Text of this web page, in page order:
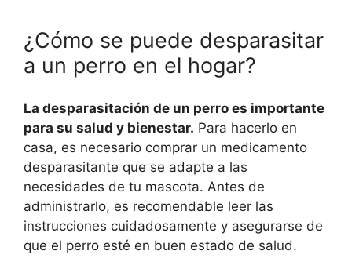
¿Cómo se puede desparasitar
a un perro en el hogar?
La desparasitación de un perro es importante
para su salud y bienestar. Para hacerlo en
casa, es necesario comprar un medicamento
desparasitante que se adapte a las
necesidades de tu mascota. Antes de
administrarlo, es recomendable leer las
instrucciones cuidadosamente y asegurarse de
que el perro esté en buen estado de salud.